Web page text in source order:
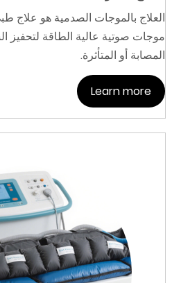
العلاج بالموجات الصدمية هو علاج
موجات صوتية عالية الطاقة لتحفيز
المصابة أو المتأثرة.
Learn more